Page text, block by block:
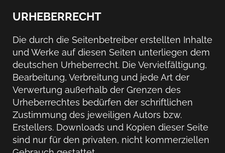
URHEBERRECHT
Die durch die Seitenbetreiber erstellten Inhalte
und Werke auf diesen Seiten unterliegen dem
deutschen Urheberrecht. Die Vervielfältigung,
Bearbeitung, Verbreitung und jede Art der
Verwertung außerhalb der Grenzen des
Urheberrechtes bedürfen der schriftlichen
Zustimmung des jeweiligen Autors bzw.
Erstellers. Downloads und Kopien dieser Seite
sind nur für den privaten, nicht kommerziellen